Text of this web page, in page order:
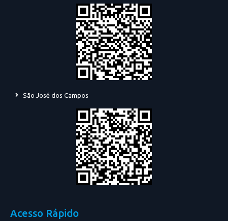
São José dos Campos
Acesso Rápido